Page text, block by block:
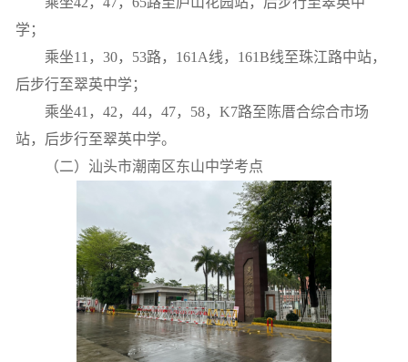
学；
乘坐11 ， 30， 53路， 161A线， 161B线至珠江路中站，
后步行至翠英中学；
乘坐41 ， 42 ， 44， 47， 58， K7路至陈厝合综合市场
站，后步行至翠英中学。
（二）汕头市潮南区东山中学考点